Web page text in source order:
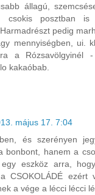
állagú,
csokis posztban
pedig
mennyiségben, ui.
a Rózsavölgyinél
kakaóbab.
május 17. 7:04
és szerényen
bonbont, hanem a
eszköz arra,
CSOKOLÁDÉ ezért
a vége a lécci lécci